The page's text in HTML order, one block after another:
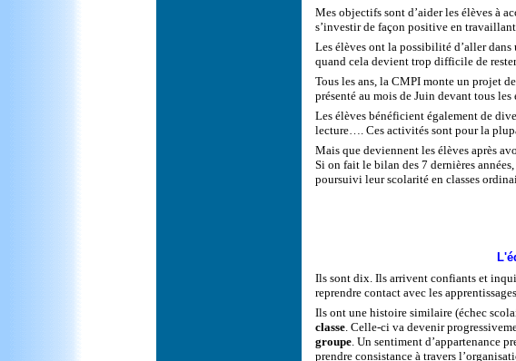
Mes objectifs sont d’aider les élèves à
s’investir de façon positive en
Les élèves ont la possibilité d’aller
quand cela devient trop difficile de rester
Tous les ans, la CMPI monte un projet
présenté au mois de Juin devant tous
Les élèves bénéficient également de
lecture…. Ces activités sont pour la
Mais que deviennent les élèves après
Si on fait le bilan des 7 dernières
poursuivi leur scolarité en classes
Ils sont dix. Ils arrivent confiants et
reprendre contact avec les
Ils ont une histoire similaire (échec
classe. Celle-ci va devenir
groupe. Un sentiment d’appartenance
prendre consistance à travers